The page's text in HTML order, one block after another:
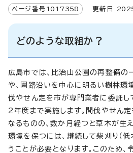
ページ番号 1017358 更新日
どのような取組か？
広島市では、比治山公園の再整備の
や、園路沿いを中心に明るい樹林環
伐やせん定を市が専門業者に委託し
2年度まで実施します。間伐やせん定
なるものの、数か月経つと草木が生
環境を保つには、継続して柴刈り（
うことが必要となります。このため、